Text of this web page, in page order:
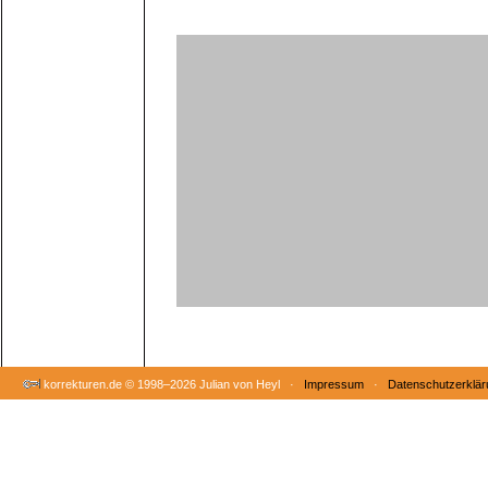
korrekturen.de © 1998–2026 Julian von Heyl · Impressum ·